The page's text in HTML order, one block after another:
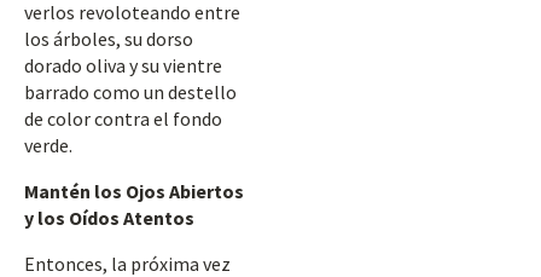
verlos revoloteando entre
los árboles, su dorso
dorado oliva y su vientre
barrado como un destello
de color contra el fondo
verde.
Mantén los Ojos Abiertos
y los Oídos Atentos
Entonces, la próxima vez